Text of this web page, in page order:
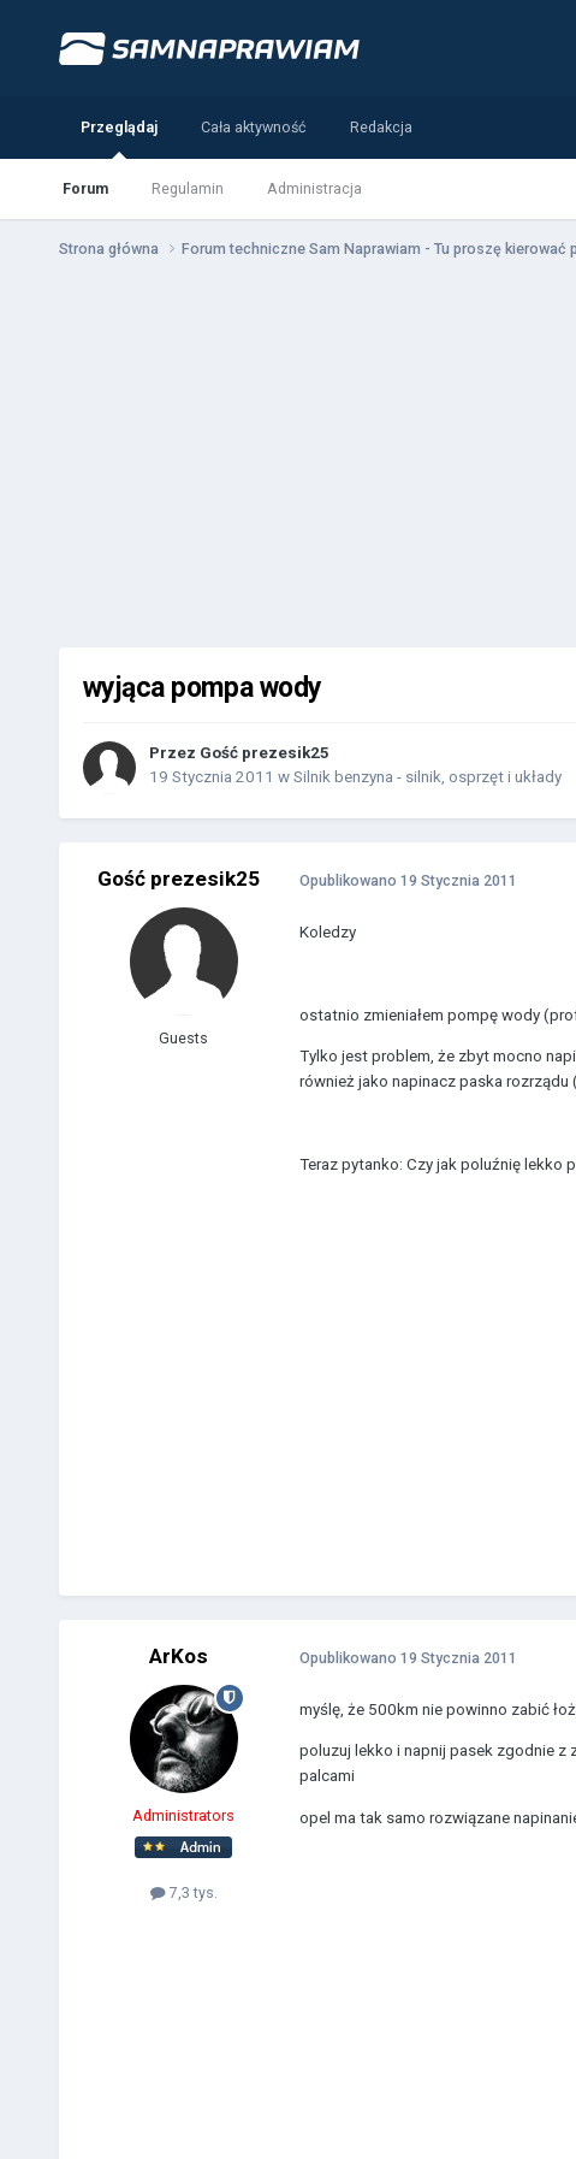
Przeglądaj
Forum Regulamin Administracja
Cała aktywność Redakcja
Strona główna Forum techniczne Sam Naprawiam - Tu proszę kierować
wyjąca pompa wody
Przez Gość prezesik25
19 Stycznia 2011 w Silnik benzyna - silnik, osprzęt i układy
Gość prezesik25
Guests
Opublikowano 19 Stycznia 2011
Koledzy
ostatnio zmieniałem pompę wody
Tylko jest problem, że zbyt mocno
również jako napinacz paska rozrządu
Teraz pytanko: Czy jak poluźnię lekko
ArKos
Administrators
7,3 tys.
Opublikowano 19 Stycznia 2011
myślę, że 500km nie powinno zabić
poluzuj lekko i napnij pasek zgodnie z
palcami
opel ma tak samo rozwiązane